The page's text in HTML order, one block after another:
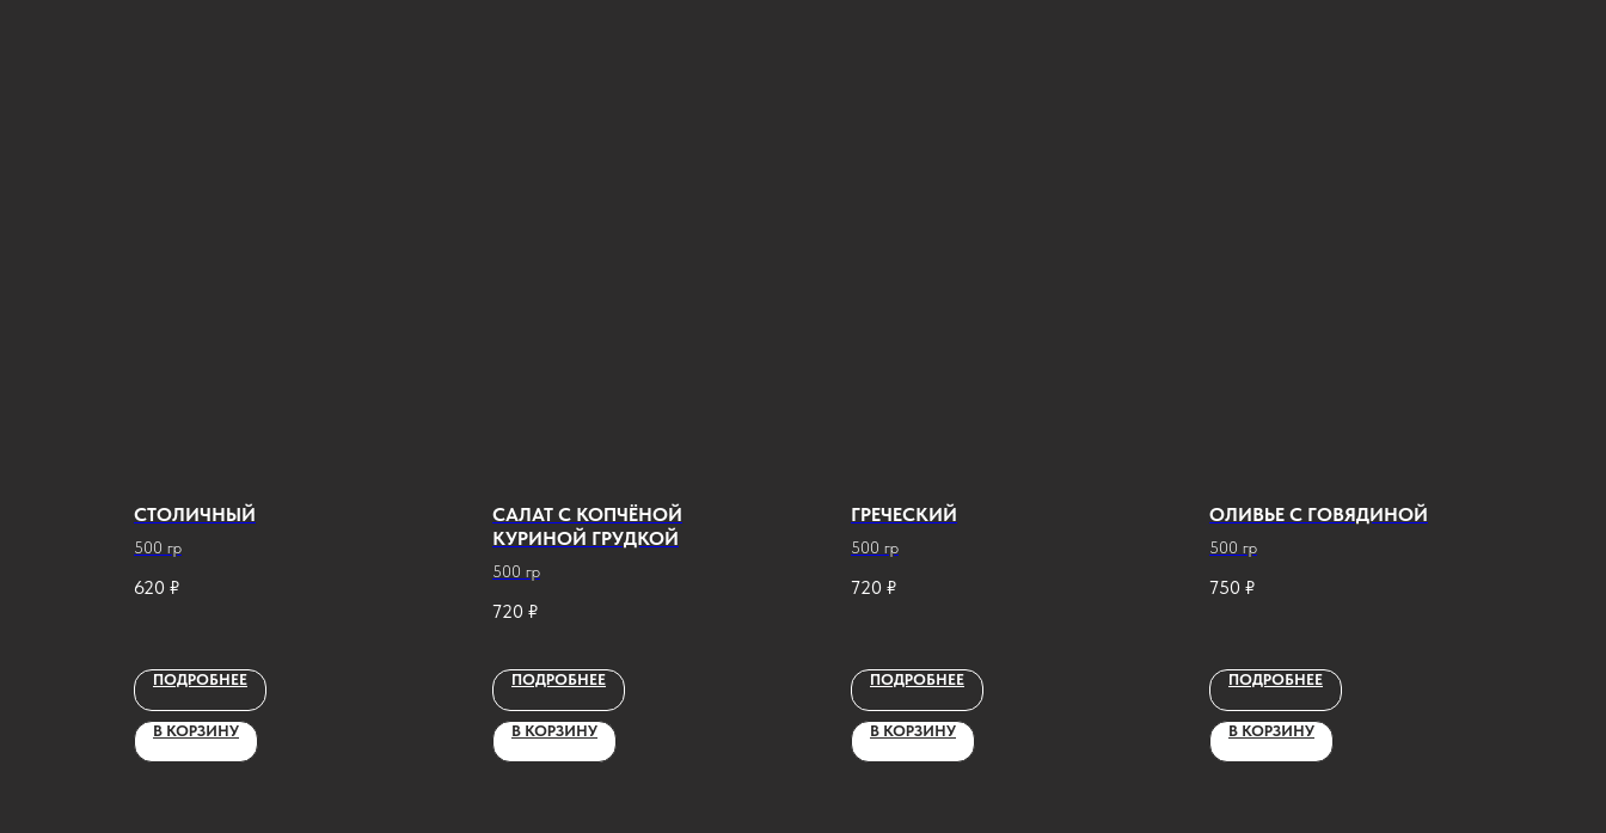
СТОЛИЧНЫЙ
500 гр
620 ₽
ПОДРОБНЕЕ
В КОРЗИНУ
САЛАТ С КОПЧЁНОЙ
КУРИНОЙ ГРУДКОЙ
500 гр
720 ₽
ПОДРОБНЕЕ
В КОРЗИНУ
ГРЕЧЕСКИЙ
500 гр
720 ₽
ПОДРОБНЕЕ
В КОРЗИНУ
ОЛИВЬЕ С ГОВЯДИНОЙ
500 гр
750 ₽
ПОДРОБНЕЕ
В КОРЗИНУ